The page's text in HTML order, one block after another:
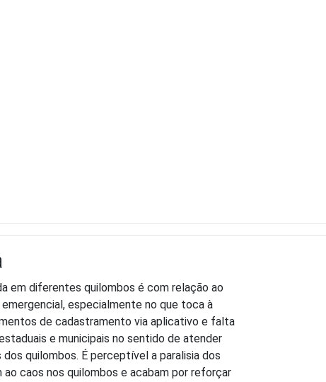
em diferentes quilombos é com relação ao
especialmente no que toca à
de cadastramento via aplicativo e falta
e municipais no sentido de atender
quilombos. É perceptível a paralisia dos
caos nos quilombos e acabam por reforçar